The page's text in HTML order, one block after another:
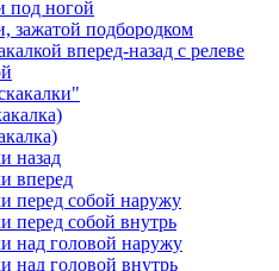
под ногой
зажатой подбородком
вперед-назад с релеве
назад
вперед
перед собой наружу
перед собой внутрь
над головой наружу
над головой внутрь